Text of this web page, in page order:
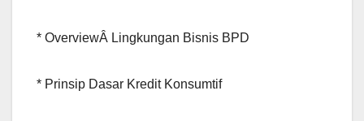
* OverviewÂ Lingkungan Bisnis BPD
* Prinsip Dasar Kredit Konsumtif